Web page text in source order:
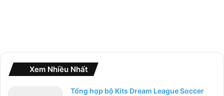
Xem Nhiều Nhất
Tổng hợp bộ Kits Dream League Soccer